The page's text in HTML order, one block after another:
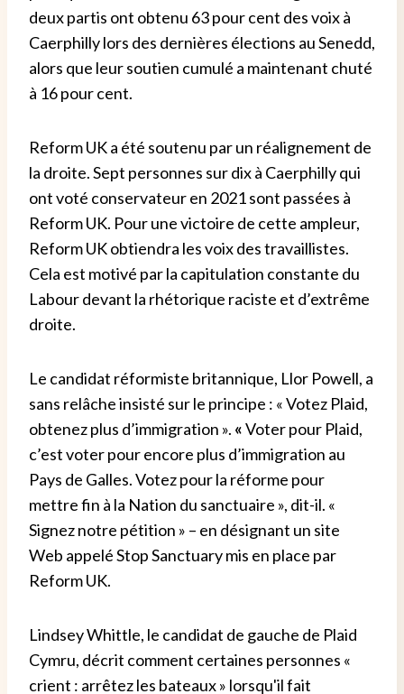
deux partis ont obtenu 63 pour cent des voix à
Caerphilly lors des dernières élections au Senedd,
alors que leur soutien cumulé a maintenant chuté
à 16 pour cent.
Reform UK a été soutenu par un réalignement de
la droite. Sept personnes sur dix à Caerphilly qui
ont voté conservateur en 2021 sont passées à
Reform UK. Pour une victoire de cette ampleur,
Reform UK obtiendra les voix des travaillistes.
Cela est motivé par la capitulation constante du
Labour devant la rhétorique raciste et d’extrême
droite.
Le candidat réformiste britannique, Llor Powell, a
sans relâche insisté sur le principe : « Votez Plaid,
obtenez plus d’immigration ». «Voter pour Plaid,
c’est voter pour encore plus d’immigration au
Pays de Galles. Votez pour la réforme pour
mettre fin à la Nation du sanctuaire », dit-il. «
Signez notre pétition » – en désignant un site
Web appelé Stop Sanctuary mis en place par
Reform UK.
Lindsey Whittle, le candidat de gauche de Plaid
Cymru, décrit comment certaines personnes «
crient : arrêtez les bateaux » lorsqu'il fait